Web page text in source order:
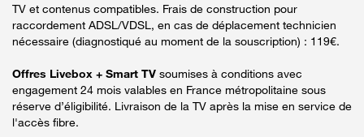
TV et contenus compatibles. Frais de construction pour
raccordement ADSL/VDSL, en cas de déplacement technicien
nécessaire (diagnostiqué au moment de la souscription) : 119€.
Offres Livebox + Smart TV soumises à conditions avec
engagement 24 mois valables en France métropolitaine sous
réserve d’éligibilité. Livraison de la TV après la mise en service de
l'accès fibre.